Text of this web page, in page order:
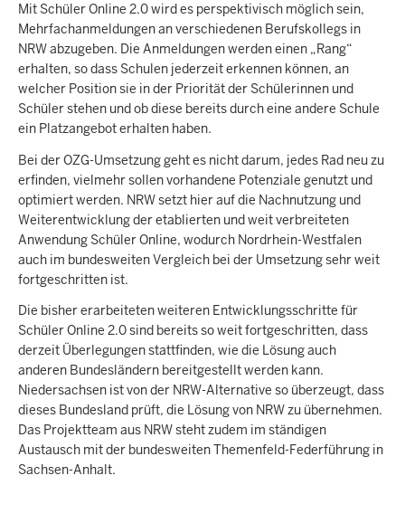
Mit Schüler Online 2.0 wird es perspektivisch möglich sein,
Mehrfachanmeldungen an verschiedenen Berufskollegs in
NRW abzugeben. Die Anmeldungen werden einen „Rang“
erhalten, so dass Schulen jederzeit erkennen können, an
welcher Position sie in der Priorität der Schülerinnen und
Schüler stehen und ob diese bereits durch eine andere Schule
ein Platzangebot erhalten haben.
Bei der OZG-Umsetzung geht es nicht darum, jedes Rad neu zu
erfinden, vielmehr sollen vorhandene Potenziale genutzt und
optimiert werden. NRW setzt hier auf die Nachnutzung und
Weiterentwicklung der etablierten und weit verbreiteten
Anwendung Schüler Online, wodurch Nordrhein-Westfalen
auch im bundesweiten Vergleich bei der Umsetzung sehr weit
fortgeschritten ist.
Die bisher erarbeiteten weiteren Entwicklungsschritte für
Schüler Online 2.0 sind bereits so weit fortgeschritten, dass
derzeit Überlegungen stattfinden, wie die Lösung auch
anderen Bundesländern bereitgestellt werden kann.
Niedersachsen ist von der NRW-Alternative so überzeugt, dass
dieses Bundesland prüft, die Lösung von NRW zu übernehmen.
Das Projektteam aus NRW steht zudem im ständigen
Austausch mit der bundesweiten Themenfeld-Federführung in
Sachsen-Anhalt.